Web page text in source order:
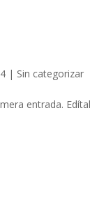
| Sin categorizar
entrada.